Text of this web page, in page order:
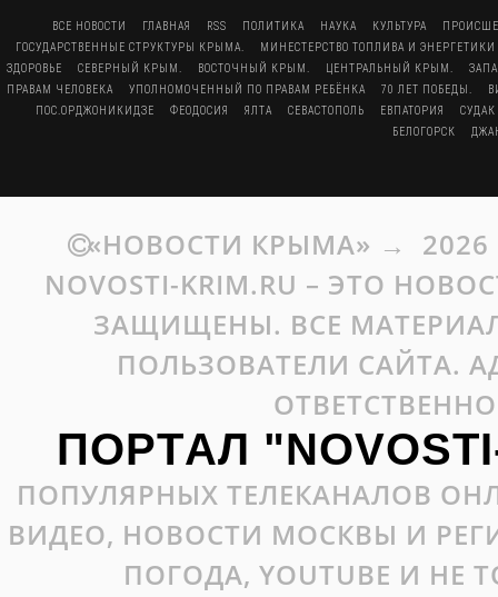
ВСЕ НОВОСТИ ГЛАВНАЯ RSS ПОЛИТИКА НАУКА КУЛЬТУРА
ГОСУДАРСТВЕННЫЕ СТРУКТУРЫ КРЫМА.
МИНЕСТЕРСТВО ТОПЛИВА И
ЗДОРОВЬЕ
СЕВЕРНЫЙ КРЫМ. ВОСТОЧНЫЙ КРЫМ. ЦЕНТРАЛЬНЫЙ КРЫМ.
ПРАВАМ ЧЕЛОВЕКА
УПОЛНОМОЧЕННЫЙ ПО ПРАВАМ РЕБЁНКА 70 ЛЕТ ПОБЕДЫ.
ПОС.ОРДЖОНИКИДЗЕ
ФЕОДОСИЯ ЯЛТА СЕВАСТОПОЛЬ ЕВПАТОРИЯ
СУДАК
БЕЛОГОРСК
«НОВОСТИ КРЫМА» → 2026
NOVOSTI-KRIM.RU – ЭТО
ЗАЩИЩЕНЫ. ВСЕ
ПОЛЬЗОВАТЕЛИ САЙТА.
ПОРТАЛ
ПОПУЛЯРНЫХ ТЕЛЕКАНАЛОВ
ВИДЕО, НОВОСТИ МОСКВЫ И
ПОГОДА, YOUTUBE И